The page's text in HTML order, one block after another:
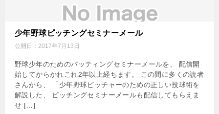
少年野球ピッチングセミナーメール
公開日： 2017年7月13日
野球少年のためのバッティングセミナーメールを、 配信開
始してからかれこれ2年以上経ちます。 この間に多くの読者
さんから、 「少年野球ピッチャーのための正しい投球術を
解説した、 ピッチングセミナーメールも配信してもらえま
せ […]